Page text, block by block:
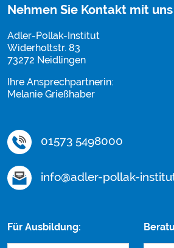
Nehmen Sie Kontakt mit
Adler-Pollak-Institut
Widerholtstr. 83
73272 Neidlingen
Ihre Ansprechpartnerin:
Melanie Grießhaber
01573 5498000
info@adler-pollak-
Für Ausbildung: